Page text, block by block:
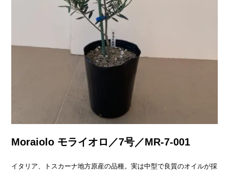
Moraiolo モライオロ／7号／MR-7-001
イタリア、トスカーナ地方原産の品種。実は中型で良質のオイルが採